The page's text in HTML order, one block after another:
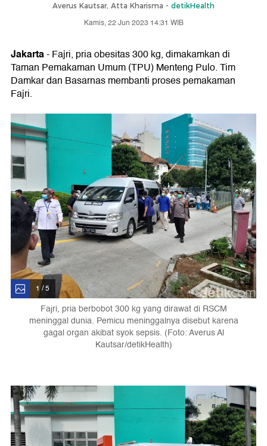
Averus Kautsar, Atta Kharisma - detikHealth
Kamis, 22 Jun 2023 14:31 WIB
Jakarta- Fajri, pria obesitas 300 kg, dimakamkan di
Taman Pemakaman Umum (TPU) Menteng Pulo. Tim
Damkar dan Basarnas membanti proses pemakaman
Fajri.
1 / 5
Fajri, pria berbobot 300 kg yang dirawat di RSCM
meninggal dunia. Pemicu meninggalnya disebut karena
gagal organ akibat syok sepsis. (Foto: Averus Al
Kautsar/detikHealth)